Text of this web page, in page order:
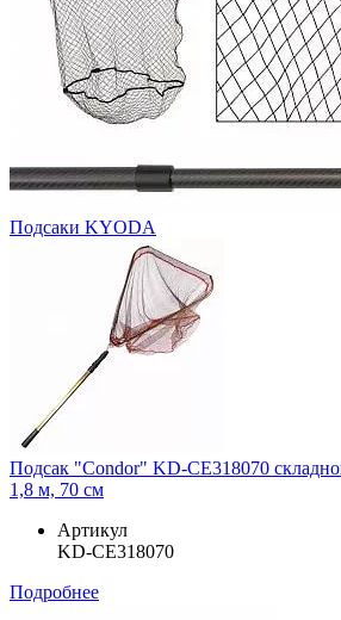
Подсаки KYODA
Подсак "Condor" KD-CE318070
1,8 м, 70 см
Артикул
KD-CE318070
Подробнее